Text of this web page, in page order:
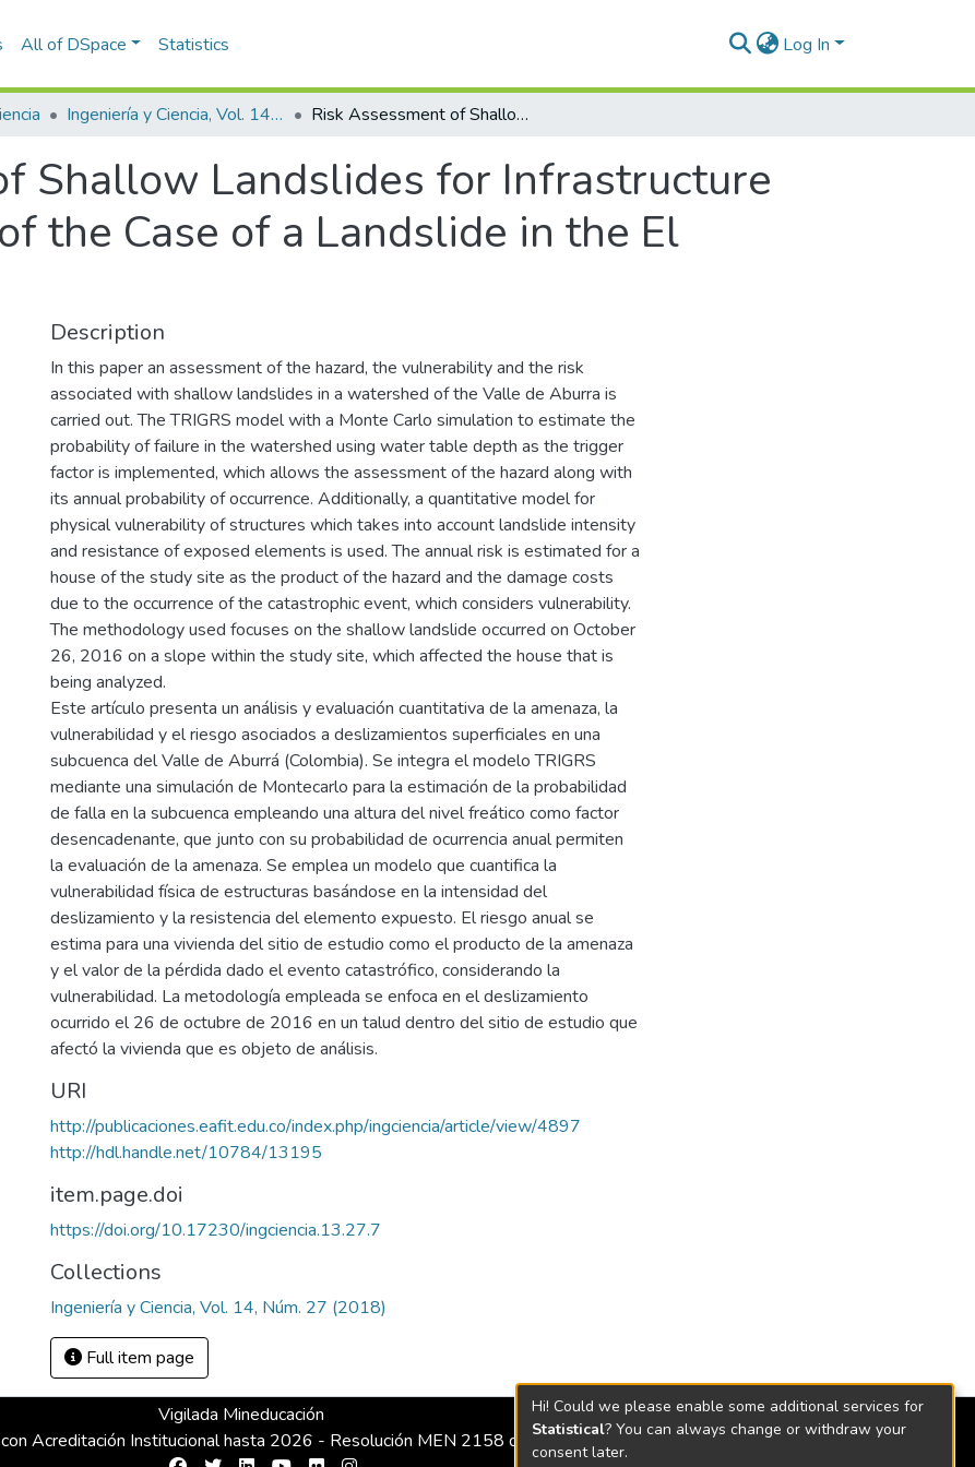
All of DSpace Statistics Log In
Ingeniería y Ciencia, Vol. 14, Núm. 27 (2018) Risk Assessment of Shallow Landslides for Infrastructure Projects: Analysis of the Case of a Landslide in the El Cabuyal Zone
Shallow Landslides for Infrastructure
the Case of a Landslide in the El
Description
In this paper an assessment of the hazard, the vulnerability and the risk
associated with shallow landslides in a watershed of the Valle de Aburra is
carried out. The TRIGRS model with a Monte Carlo simulation to estimate the
probability of failure in the watershed using water table depth as the trigger
factor is implemented, which allows the assessment of the hazard along with
its annual probability of occurrence. Additionally, a quantitative model for
physical vulnerability of structures which takes into account landslide intensity
and resistance of exposed elements is used. The annual risk is estimated for a
house of the study site as the product of the hazard and the damage costs
due to the occurrence of the catastrophic event, which considers vulnerability.
The methodology used focuses on the shallow landslide occurred on October
26, 2016 on a slope within the study site, which affected the house that is
being analyzed.
Este artículo presenta un análisis y evaluación cuantitativa de la amenaza, la
vulnerabilidad y el riesgo asociados a deslizamientos superficiales en una
subcuenca del Valle de Aburrá (Colombia). Se integra el modelo TRIGRS
mediante una simulación de Montecarlo para la estimación de la probabilidad
de falla en la subcuenca empleando una altura del nivel freático como factor
desencadenante, que junto con su probabilidad de ocurrencia anual permiten
la evaluación de la amenaza. Se emplea un modelo que cuantifica la
vulnerabilidad física de estructuras basándose en la intensidad del
deslizamiento y la resistencia del elemento expuesto. El riesgo anual se
estima para una vivienda del sitio de estudio como el producto de la amenaza
y el valor de la pérdida dado el evento catastrófico, considerando la
vulnerabilidad. La metodología empleada se enfoca en el deslizamiento
ocurrido el 26 de octubre de 2016 en un talud dentro del sitio de estudio que
afectó la vivienda que es objeto de análisis.
URI
http://publicaciones.eafit.edu.co/index.php/ingciencia/article/view/4897
http://hdl.handle.net/10784/13195
item.page.doi
https://doi.org/10.17230/ingciencia.13.27.7
Collections
Ingeniería y Ciencia, Vol. 14, Núm. 27 (2018)
Full item page
Vigilada Mineducación
Acreditación Institucional hasta 2026 - Resolución MEN 2158 de 2018
Hi! Could we please enable some additional services for
Statistical? You can always change or withdraw your
consent later.